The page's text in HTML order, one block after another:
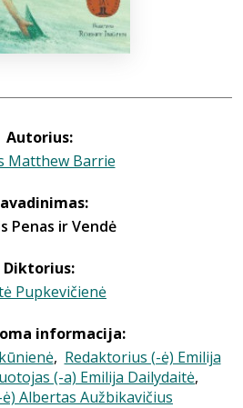
Autorius:
Matthew Barrie
Penas ir Vendė
Diktorius:
Pupkevičienė
informacija:
, Redaktorius (-ė) Emilija
(-a) Emilija Dailydaitė,
Albertas Aužbikavičius